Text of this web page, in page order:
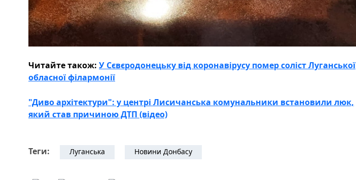
Читайте також: У Сєвєродонецьку від коронавірусу помер соліст Луганської
обласної філармонії
"Диво архітектури": у центрі Лисичанська комунальники встановили люк,
який став причиною ДТП (відео)
Теги: Луганська Новини Донбасу